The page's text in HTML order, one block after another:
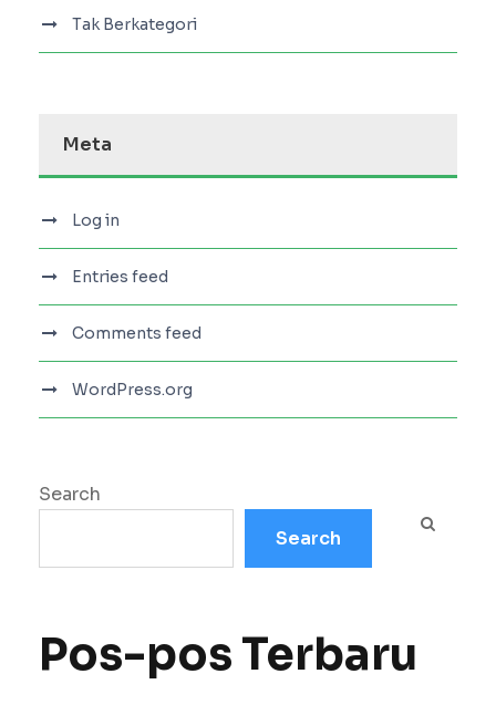
Tak Berkategori
Meta
Log in
Entries feed
Comments feed
WordPress.org
Search
Search
Pos-pos Terbaru